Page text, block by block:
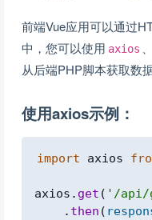
前端Vue应用可以通过
中，您可以使用 axios
从后端PHP脚本获取数据
使用axios示例：
import axios
axios . get ( '/api/
. then (